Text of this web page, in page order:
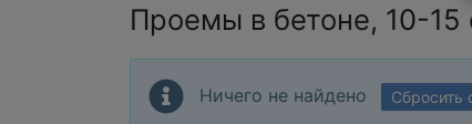
Проемы в бетоне, 10-15
Ничего не найдено Сбросить